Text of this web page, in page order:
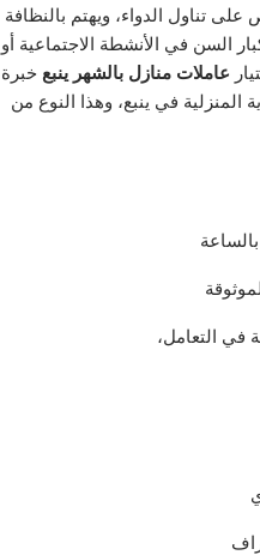
تناول الدواء، ويهتم بالنظافة
السن في الأنشطة الاجتماعية أو
عاملات منازل بالشهر ينبع خبرة
في ينبع، وهذا النوع من
في التعامل،